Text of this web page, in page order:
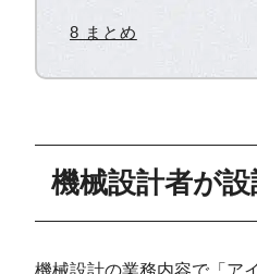
8 まとめ
機械設計者が